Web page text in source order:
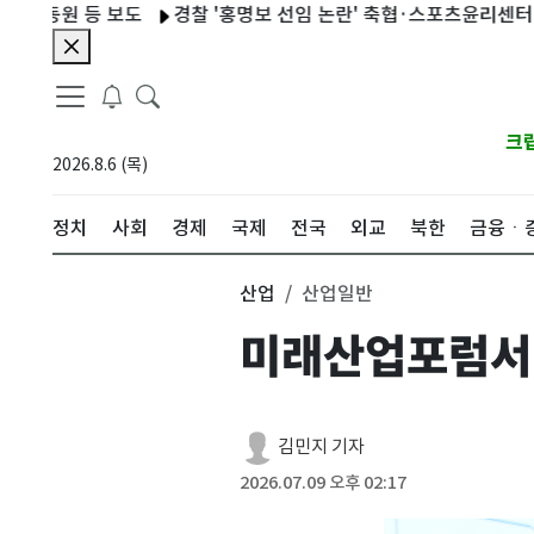
등 보도 경찰 '홍명보 선임 논란' 축협·스포츠윤리센터 압색(
2026.8.6 (목)
크
정치 사회 경제 국제 전국 외교 북한 금융ㆍ
산업 산업일반
미래산업포럼
김민지 기자
2026.07.09 오후 02:17